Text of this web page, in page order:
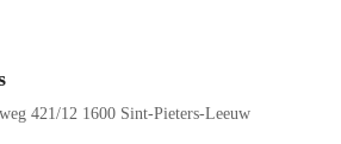
421/12 1600 Sint-Pieters-Leeuw